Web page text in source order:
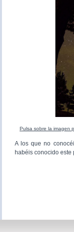
Pulsa sobre la imagen
A los que no
habéis conocido
La